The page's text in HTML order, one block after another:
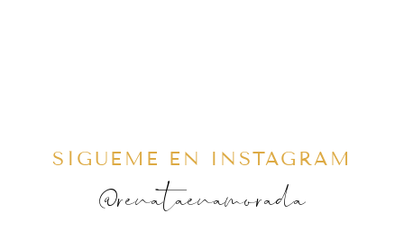
SÍGUEME EN INSTAGRAM
@renataenamorada